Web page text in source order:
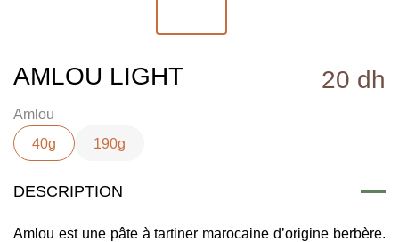
AMLOU LIGHT
Amlou
20 dh
40g 190g
DESCRIPTION
Amlou est une pâte à tartiner marocaine d’origine berbère.